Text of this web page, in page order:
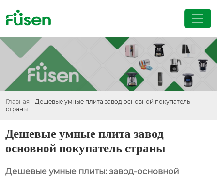
Главная - Дешевые умные плита завод основной покупатель
страны
Дешевые умные плита завод
основной покупатель страны
Дешевые умные плиты: завод-основной